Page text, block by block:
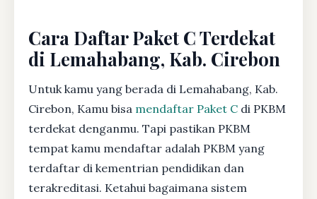
Cara Daftar Paket C Terdekat
di Lemahabang, Kab. Cirebon
Untuk kamu yang berada di Lemahabang, Kab.
Cirebon, Kamu bisa mendaftar Paket C di PKBM
terdekat denganmu. Tapi pastikan PKBM
tempat kamu mendaftar adalah PKBM yang
terdaftar di kementrian pendidikan dan
terakreditasi. Ketahui bagaimana sistem